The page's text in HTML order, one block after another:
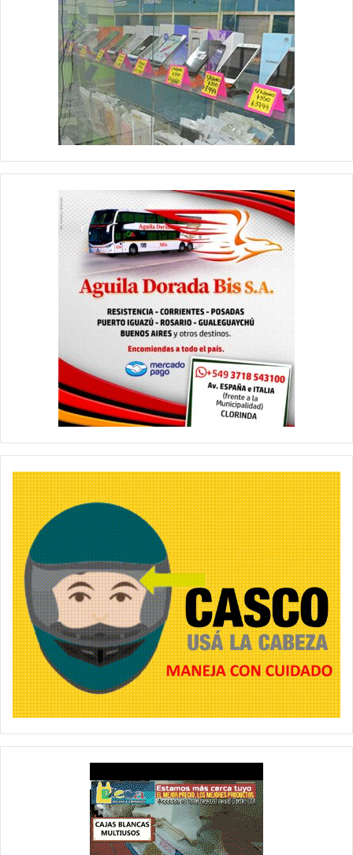
Po otra parte, con los datos aportados por los vecinos, personal
policial estableció la identidad del presunto autor del hecho,
demorado en calles internas del barrio.
En consecuencia, detenido y bienes recuperados fueron
trasladados hasta la sede policial, donde el damnificado
que el detenido quedó alojado en una de las celdas de la
dependencia policial, a disposición de la justicia.